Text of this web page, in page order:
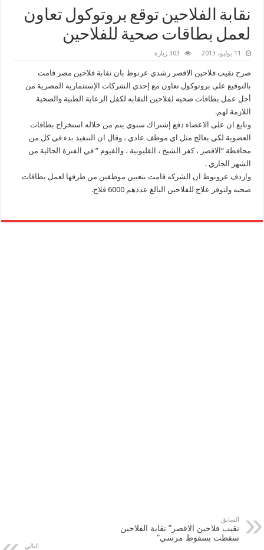
نقابة الفلاحين توقع بروتوكول تعاون
لعمل بطاقات صحية للفلاحين
11 يوليو، 2013 303 زيارة
صرح نقيب فلاحين الاقصر رشدي عرنوط بان نقابة فلاحين مصر قامت
بالتوقيع على بروتوكول تعاون مع إحدي الشركات الإستثماريه المصرية من
أجل عمل بطاقات صحيه لفلاحين النقابه لكفل الرعاية الطبية والصحية
اللازمة لهم.
وتابع ان على الاعضاء دفع إشتراك سنوي يتم من خلاله استخراج بطاقات
العضوية لكي يعالج مثل اي موظف عادي ، وقال ان التنفيذ بدء في كل من
محافظة “الاقصر ، كفر الشيخ ، القليوبية ، والفيوم ” في الفترة الحالية من
الشهر الجاري .
واردف عرونوط ان الشركه قامت بتعيين موظفين من طرفها لعمل بطاقات
صحيه ولتوفر علاج للفلاحين البالغ عددهم 6000 فلاح.
السابق
نقيب فلاحين الاقصر” نقابة الفلاحين
سقطت بسقوط مرسي”
التالي